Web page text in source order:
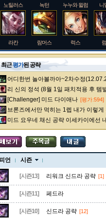
노틸러스 녹턴 누누와 윌럼프 니
라칸 람머스 럭스
로크 루시안 룰루 르
말자하 말파이트 멜 모데
바이 베이가 베인
블라디미르 블리츠크랭크
최근평가된 공략
어디한번 놀아볼까아~2차수정
리 신의 정석 (8월 1일 패치적용 후 템
[Challenger] 미드 다이애나 [평가:594]
브론즈에서만 먹히는 1렙 내가 이렇게
미드 요우네 채신 공략 이세카이에선
언 시즌
[시즌13] 리워크 신드라 공략 [1]
[시즌11] 페드라
[시즌10] 신드라 공략 [12]